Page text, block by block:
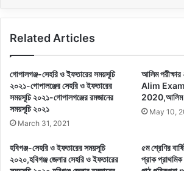
Related Articles
গোপালগঞ্জ-সেহরি ও ইফতারের সময়সূচি
২০২১-গোপালঞ্জের সেহরি ও ইফতারের
সময়সূচি ২০২১-গোপালগঞ্জের রমজানের
সময়সূচি ২০২১
March 31, 2021
আলিম
Alim
2020,আলিম
May 10,
হবিগঞ্জ-সেহরি ও ইফতারের সময়সূচি
২০২০,হবিগঞ্জ জেলার সেহরি ও ইফতারের
৫ম শ্রেণির
প্রাক প্রাথমিক